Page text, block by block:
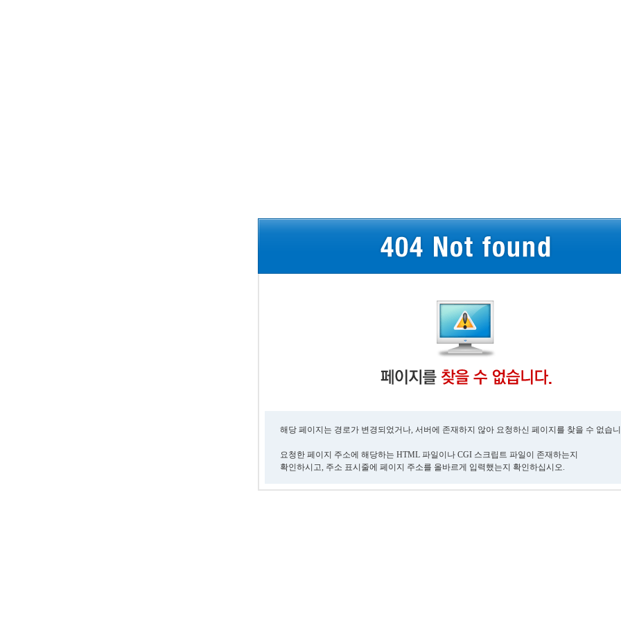
해당 페이지는 경로가 변경되었거나, 서버에 존재하지 않아 요청하신 페이지를 찾을 수 없습
요청한 페이지 주소에 해당하는 HTML 파일이나 CGI 스크립트 파일이 존재하는지
확인하시고, 주소 표시줄에 페이지 주소를 올바르게 입력했는지 확인하십시오.